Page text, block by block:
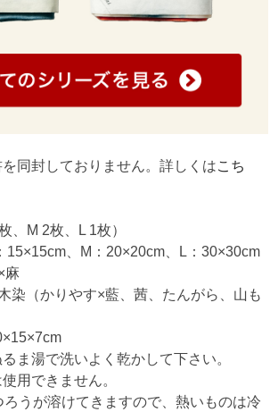
を同封しておりません。詳しくはこち
、M 2枚、L 1枚）
15×15cm、M：20×20cm、L：30×30cm
麻
染（かりやす×藍、茜、たんがら、山も
ま湯で洗いよく乾かして下さい。
用できません。
うが溶けてきますので、熱いものは冷